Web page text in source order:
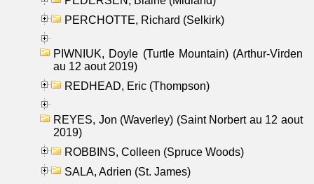
PERCHOTTE, Richard (Selkirk)
PIWNIUK, Doyle (Turtle Mountain) (Arthur-Virden
au 12 aout 2019)
REDHEAD, Eric (Thompson)
REYES, Jon (Waverley) (Saint Norbert au 12 aout
2019)
ROBBINS, Colleen (Spruce Woods)
SALA, Adrien (St. James)